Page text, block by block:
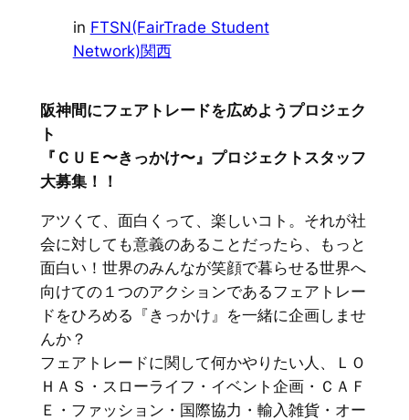
in FTSN(FairTrade Student
Network)関西
阪神間にフェアトレードを広めようプロジェク
ト
『ＣＵＥ〜きっかけ〜』プロジェクトスタッフ
大募集！！
アツくて、面白くって、楽しいコト。それが社
会に対しても意義のあることだったら、もっと
面白い！世界のみんなが笑顔で暮らせる世界へ
向けての１つのアクションであるフェアトレー
ドをひろめる『きっかけ』を一緒に企画しませ
んか？
フェアトレードに関して何かやりたい人、ＬＯ
ＨＡＳ・スローライフ・イベント企画・ＣＡＦ
Ｅ・ファッション・国際協力・輸入雑貨・オー